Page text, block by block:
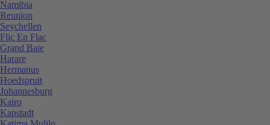
Namibia
Reunion
Seychellen
Flic En Flac
Grand Baie
Harare
Hermanus
Hoedspruit
Johannesburg
Kairo
Kapstadt